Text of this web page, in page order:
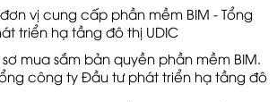
vị cung cấp phần mềm BIM - Tổng
triển hạ tầng đô thị UDIC
sơ mua sắm bản quyền phần mềm BIM.
công ty Đầu tư phát triển hạ tầng đô